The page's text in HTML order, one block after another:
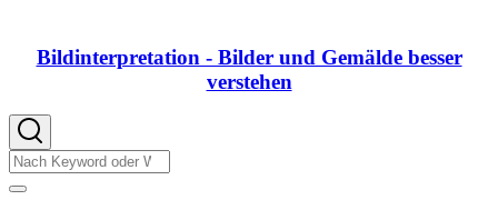
Bildinterpretation - Bilder und Gemälde besser
verstehen
Suche
Suche